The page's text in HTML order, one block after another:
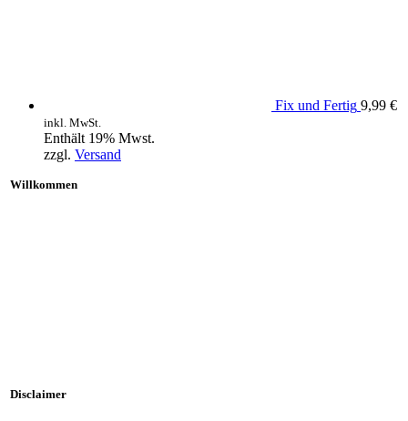
Fix und Fertig 9,99 €
inkl. MwSt.
Enthält 19% Mwst.
zzgl. Versand
Willkommen
Disclaimer